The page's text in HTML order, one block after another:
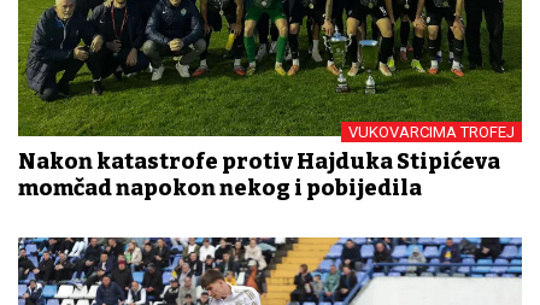
VUKOVARCIMA TROFEJ
Nakon katastrofe protiv Hajduka Stipićeva
momčad napokon nekog i pobijedila